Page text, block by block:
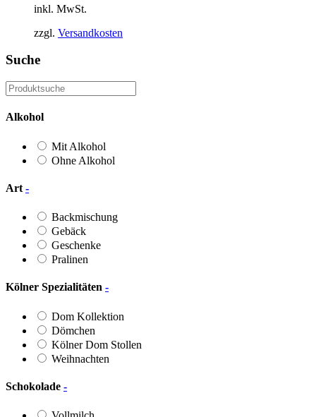
inkl. MwSt.
zzgl. Versandkosten
Suche
Alkohol
Mit Alkohol
Ohne Alkohol
Art -
Backmischung
Gebäck
Geschenke
Pralinen
Kölner Spezialitäten -
Dom Kollektion
Dömchen
Kölner Dom Stollen
Weihnachten
Schokolade -